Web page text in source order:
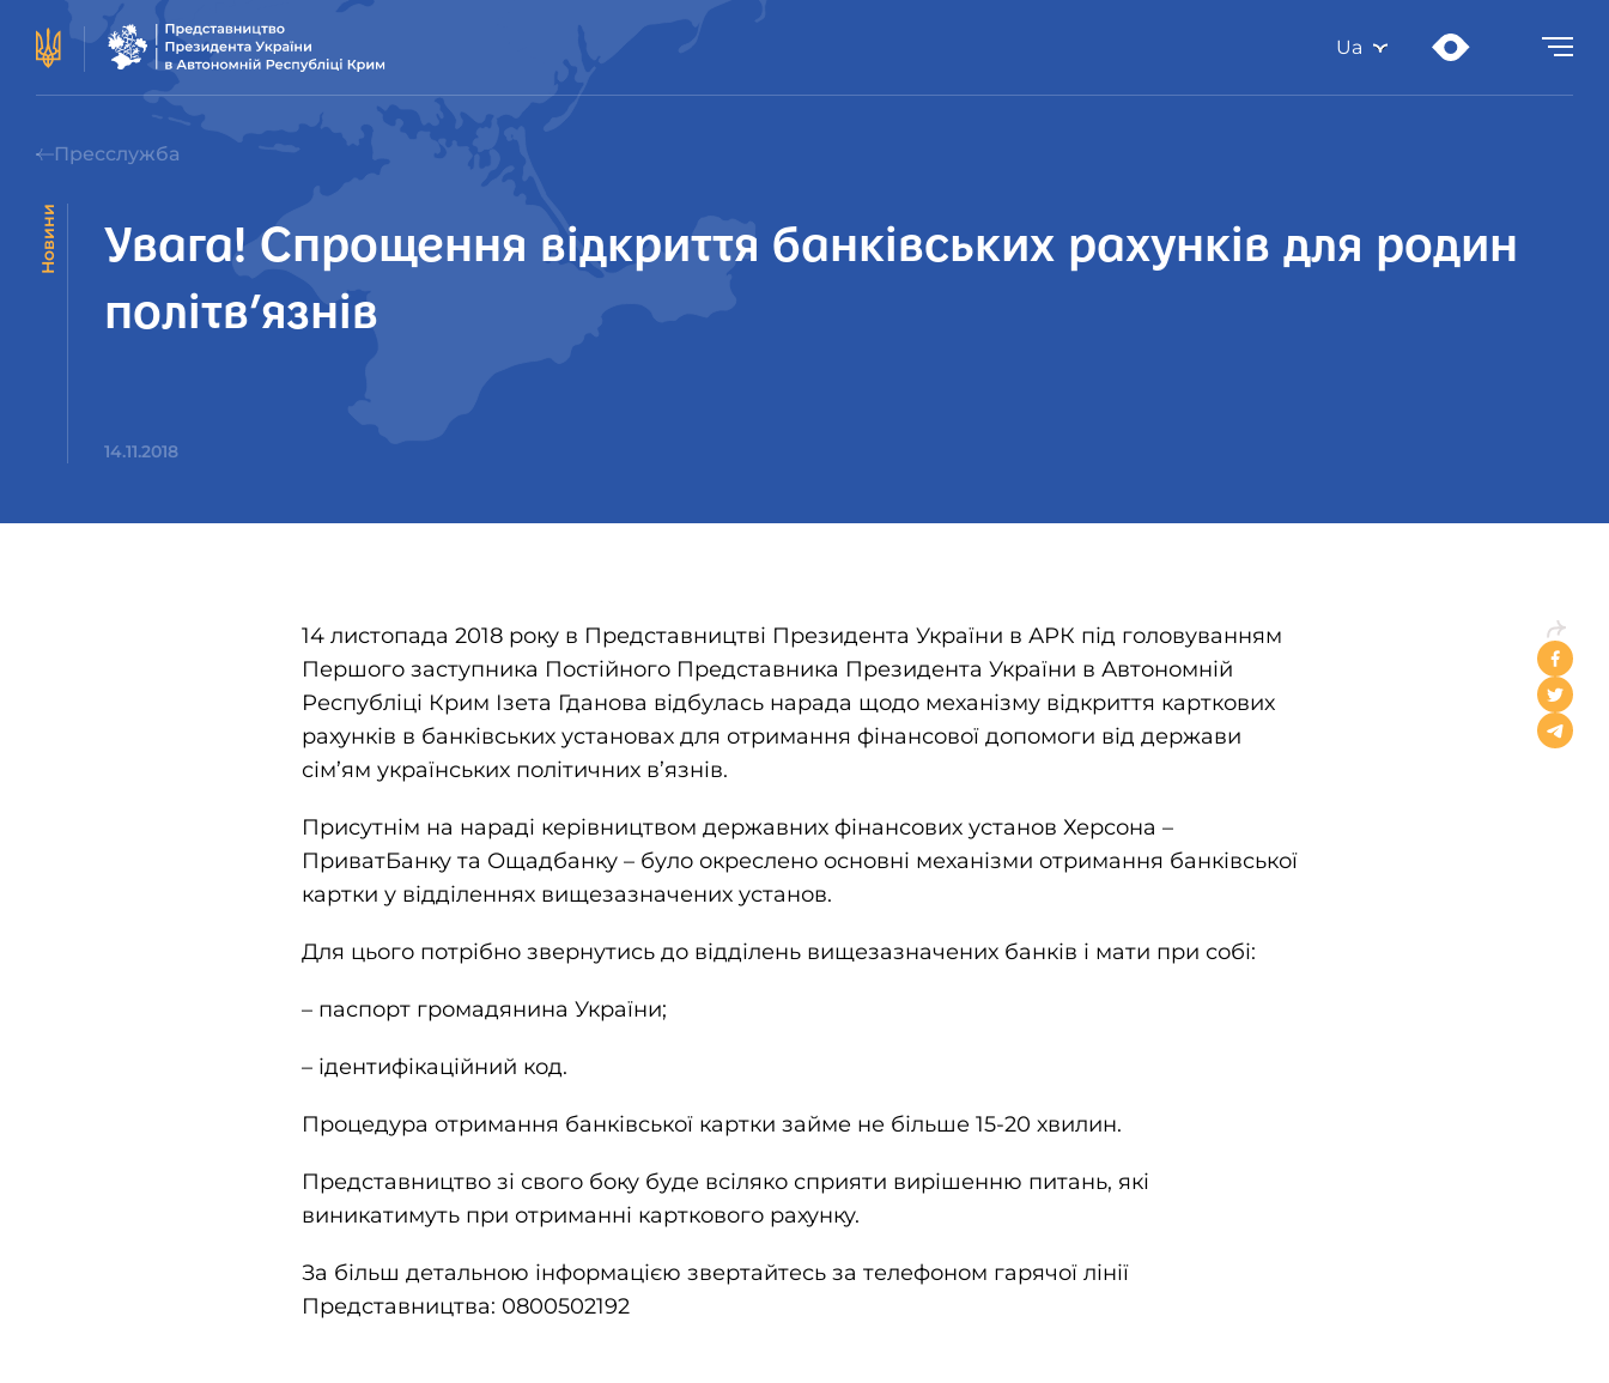
Ua
Пресслужба
Новини
Увага! Спрощення відкриття банківських рахунків для родин
політв’язнів
14.11.2018
14 листопада 2018 року в Представництві Президента України в АРК під головуванням
Першого заступника Постійного Представника Президента України в Автономній
Республіці Крим Ізета Гданова відбулась нарада щодо механізму відкриття карткових
рахунків в банківських установах для отримання фінансової допомоги від держави
сім’ям українських політичних в’язнів.
Присутнім на нараді керівництвом державних фінансових установ Херсона –
ПриватБанку та Ощадбанку – було окреслено основні механізми отримання банківської
картки у відділеннях вищезазначених установ.
Для цього потрібно звернутись до відділень вищезазначених банків і мати при собі:
– паспорт громадянина України;
– ідентифікаційний код.
Процедура отримання банківської картки займе не більше 15-20 хвилин.
Представництво зі свого боку буде всіляко сприяти вирішенню питань, які
виникатимуть при отриманні карткового рахунку.
За більш детальною інформацією звертайтесь за телефоном гарячої лінії
Представництва: 0800502192